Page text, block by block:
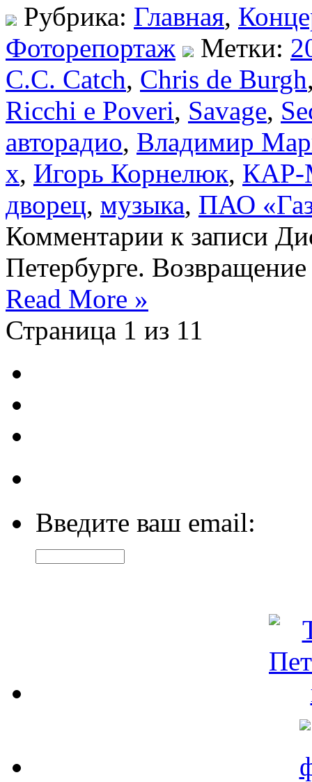
Рубрика: Главная,
Фоторепортаж
Метки:
C.C. Catch, Chris de Burgh
Ricchi e Poveri, Savage,
авторадио, Владимир
х, Игорь Корнелюк,
дворец, музыка, ПАО
Комментарии к записи
Петербурге.
Read More »
Страница 1 из 1 1
Введите ваш email: